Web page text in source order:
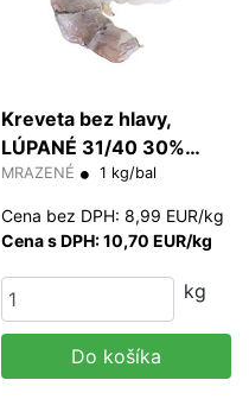
Kreveta bez hlavy,
LÚPANÉ 31/40 30%
glazúra (PD)
MRAZENÉ 1 kg/bal
Cena bez DPH: 8,99 EUR/kg
Cena s DPH: 10,70 EUR/kg
kg
Do košíka